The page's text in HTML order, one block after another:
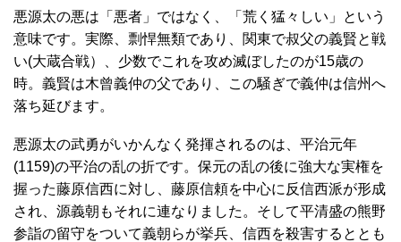
悪源太の悪は「悪者」ではなく、「荒く猛々しい」という
意味です。実際、剽悍無類であり、関東で叔父の義賢と戦
い(大蔵合戦）、少数でこれを攻め滅ぼしたのが15歳の
時。義賢は木曾義仲の父であり、この騒ぎで義仲は信州へ
落ち延びます。
悪源太の武勇がいかんなく発揮されるのは、平治元年
(1159)の平治の乱の折です。保元の乱の後に強大な実権を
握った藤原信西に対し、藤原信頼を中心に反信西派が形成
され、源義朝もそれに連なりました。そして平清盛の熊野
参詣の留守をついて義朝らが挙兵、信西を殺害するととも